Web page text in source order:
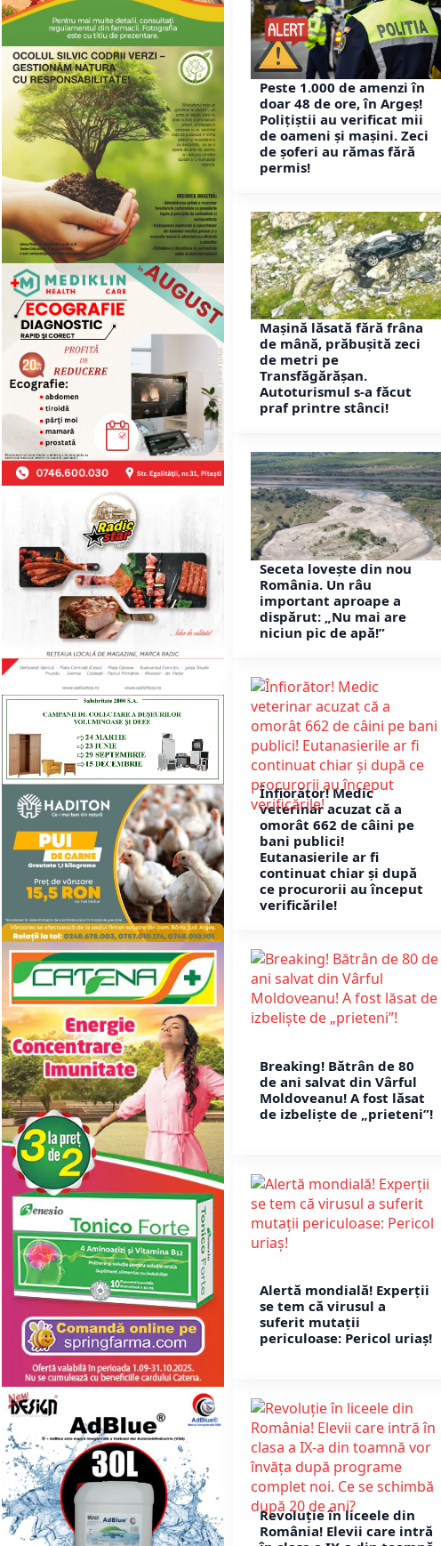
Peste 1.000 de amenzi în
doar 48 de ore, în Argeș!
Polițiștii au verificat mii
de oameni și mașini. Zeci
de șoferi au rămas fără
permis!
Mașină lăsată fără frâna
de mână, prăbușită zeci
de metri pe
Transfăgărășan.
Autoturismul s-a făcut
praf printre stânci!
Seceta lovește din nou
România. Un râu
important aproape a
dispărut: „Nu mai are
niciun pic de apă!”
Înfiorător! Medic
veterinar acuzat că a
omorât 662 de câini pe
bani publici!
Eutanasierile ar fi
continuat chiar și după
ce procurorii au început
verificările!
Breaking! Bătrân de 80
de ani salvat din Vârful
Moldoveanu! A fost lăsat
de izbeliște de „prieteni”!
Alertă mondială! Experții
se tem că virusul a
suferit mutații
periculoase: Pericol uriaș!
Revoluție în liceele din
România! Elevii care intră